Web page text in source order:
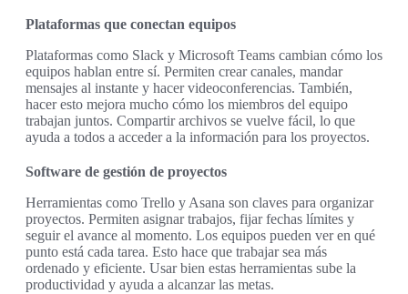
Plataformas que conectan equipos
Plataformas como Slack y Microsoft Teams cambian cómo los
equipos hablan entre sí. Permiten crear canales, mandar
mensajes al instante y hacer videoconferencias. También,
hacer esto mejora mucho cómo los miembros del equipo
trabajan juntos. Compartir archivos se vuelve fácil, lo que
ayuda a todos a acceder a la información para los proyectos.
Software de gestión de proyectos
Herramientas como Trello y Asana son claves para organizar
proyectos. Permiten asignar trabajos, fijar fechas límites y
seguir el avance al momento. Los equipos pueden ver en qué
punto está cada tarea. Esto hace que trabajar sea más
ordenado y eficiente. Usar bien estas herramientas sube la
productividad y ayuda a alcanzar las metas.